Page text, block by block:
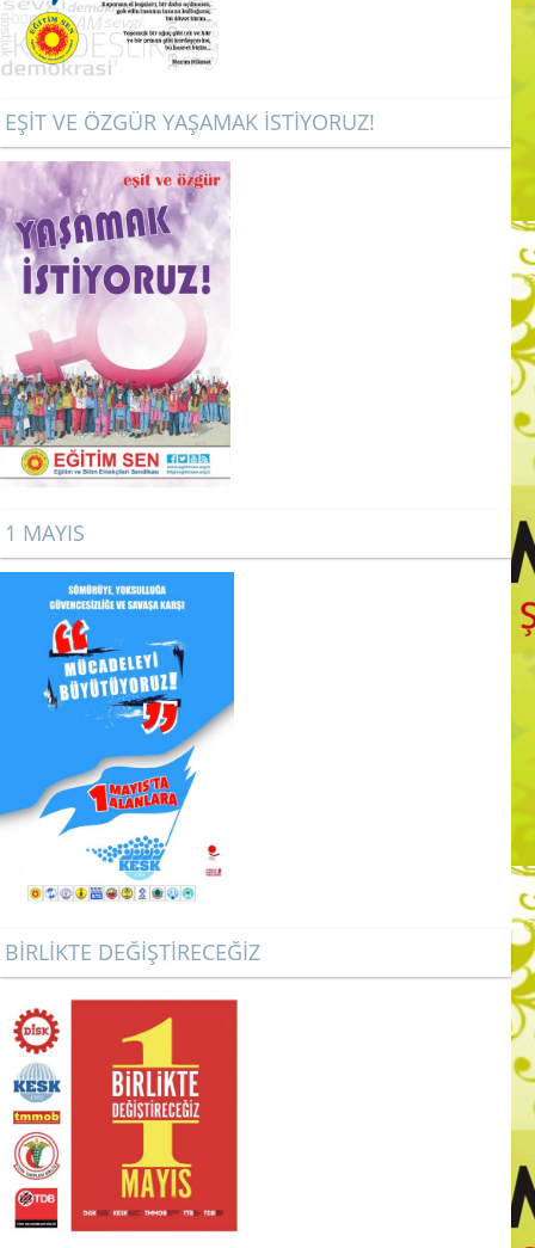
EŞİT VE ÖZGÜR YAŞAMAK İSTİYORUZ!
1 MAYIS
BİRLİKTE DEĞİŞTİRECEĞİZ